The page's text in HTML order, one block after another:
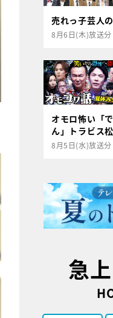
売れっ子芸人
8月6日(木)放送分
オモロ怖い「
ん」トラビス
8月5日(水)放送分
急